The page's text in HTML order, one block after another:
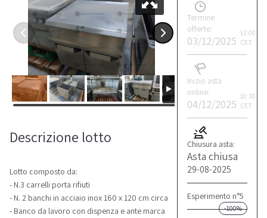
Termine
offerte:
03/12/2025
12:00
CET
Inizio asta
online:
04/12/2025
10:30
CET
Chiusura asta:
Asta chiusa
29-08-2025
Esperimento n°5
-100%
Descrizione lotto
Lotto composto da:
- N.3 carrelli porta rifiuti
- N. 2 banchi in acciaio inox 160 x 120 cm circa
- Banco da lavoro con dispenza e ante marca